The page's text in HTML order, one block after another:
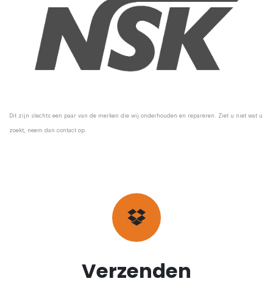
Dit zijn slechts een paar van de merken die wij onderhouden en repareren. Ziet u niet wat u
zoekt, neem dan contact op.
Verzenden